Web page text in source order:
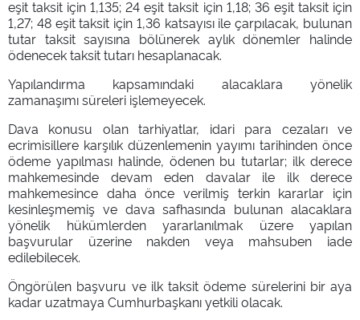
eşit taksit için 1,135; 24 eşit taksit için 1,18; 36 eşit taksit için
1,27; 48 eşit taksit için 1,36 katsayısı ile çarpılacak, bulunan
tutar taksit sayısına bölünerek aylık dönemler halinde
ödenecek taksit tutarı hesaplanacak.
Yapılandırma kapsamındaki alacaklara yönelik
zamanaşımı süreleri işlemeyecek.
Dava konusu olan tarhiyatlar, idari para cezaları ve
ecrimisillere karşılık düzenlemenin yayımı tarihinden önce
ödeme yapılması halinde, ödenen bu tutarlar; ilk derece
mahkemesinde devam eden davalar ile ilk derece
mahkemesince daha önce verilmiş terkin kararlar için
kesinleşmemiş ve dava safhasında bulunan alacaklara
yönelik hükümlerden yararlanılmak üzere yapılan
başvurular üzerine nakden veya mahsuben iade
edilebilecek.
Öngörülen başvuru ve ilk taksit ödeme sürelerini bir aya
kadar uzatmaya Cumhurbaşkanı yetkili olacak.